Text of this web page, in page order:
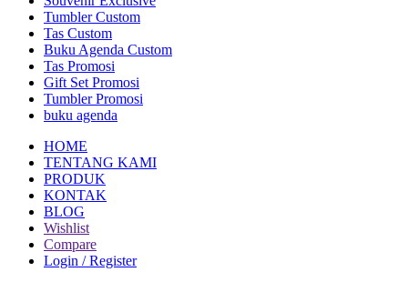
Tumbler Custom
Tas Custom
Buku Agenda Custom
Tas Promosi
Gift Set Promosi
Tumbler Promosi
buku agenda
HOME
TENTANG KAMI
PRODUK
KONTAK
BLOG
Wishlist
Compare
Login / Register